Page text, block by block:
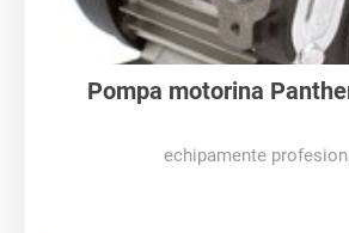
Pompa motorina
echipamente